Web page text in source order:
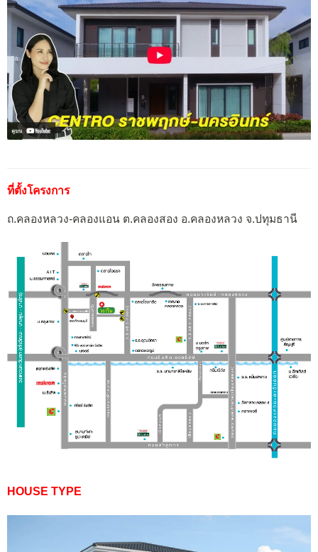
ที่ตั้งโครงการ
ถ.คลองหลวง-คลองแอน ต.คลองสอง อ.คลองหลวง จ.ปทุมธานี
HOUSE TYPE